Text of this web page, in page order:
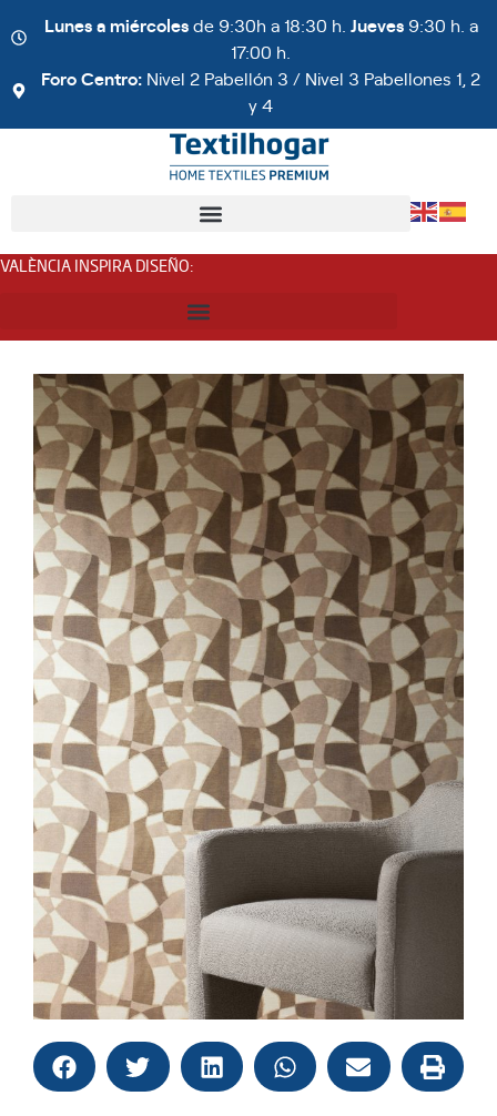
Lunes a miércolesde 9:30h a 18:30 h. Jueves 9:30 h. a
17:00 h.
Foro Centro: Nivel 2 Pabellón 3 / Nivel 3 Pabellones 1, 2
y 4
VALÈNCIA INSPIRA DISEÑO: